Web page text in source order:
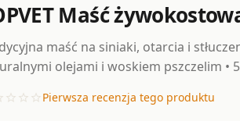
Maść
maść na siniaki, otarcia i
olejami i woskiem pszczelim •
star_border star_border star_borderPierwsza recenzja tego produktu